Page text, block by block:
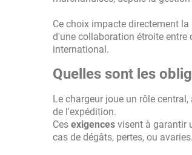
Ce choix impacte directement
d'une collaboration étroite entre
international.
Quelles sont les
Le chargeur joue un rôle
de l'expédition.
Ces exigences visent à garantir
cas de dégâts, pertes, ou avaries.